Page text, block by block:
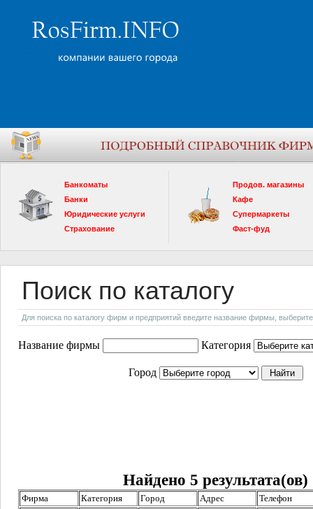
Банкоматы
Банки
Юридические услуги
Страхование
Продов. магазины
Кафе
Супермаркеты
Фаст-фуд
Поиск по каталогу
Для поиска по каталогу фирм и предприятий введите название фирмы, выберите
Название фирмы Категория
Город
Найдено 5 результата(ов)
Фирма Категория Город Адрес Телефон